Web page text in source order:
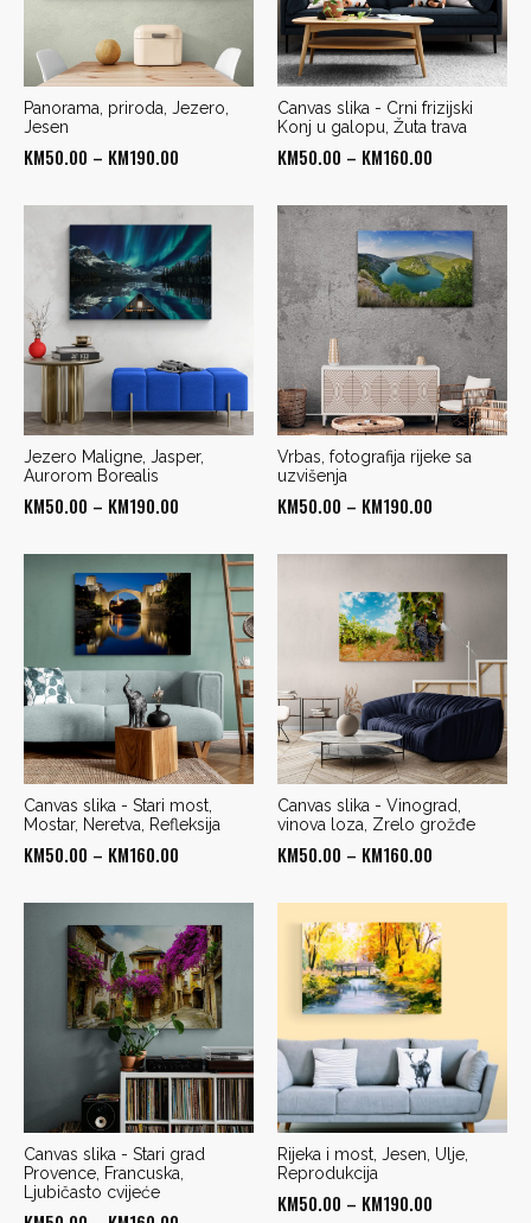
Panorama, priroda, Jezero,
Jesen
KM50.00 – KM190.00
KM50.00
through
KM190.00
Canvas slika - Crni frizijski
Konj u galopu, Žuta trava
KM50.00 – KM160.00
KM50.00
through
KM160.00
Jezero Maligne, Jasper,
Aurorom Borealis
KM50.00 – KM190.00
KM50.00
through
KM190.00
Vrbas, fotografija rijeke sa
uzvišenja
KM50.00 – KM190.00
through
KM190.00
Canvas slika - Stari most,
Mostar, Neretva, Refleksija
KM50.00 – KM160.00
through
KM160.00
Canvas slika - Vinograd,
vinova loza, Zrelo grožđe
KM50.00 – KM160.00
through
KM160.00
Canvas slika - Stari grad
Provence, Francuska,
Ljubičasto cvijeće
Rijeka i most, Jesen, Ulje,
Reprodukcija
KM50.00 – KM190.00